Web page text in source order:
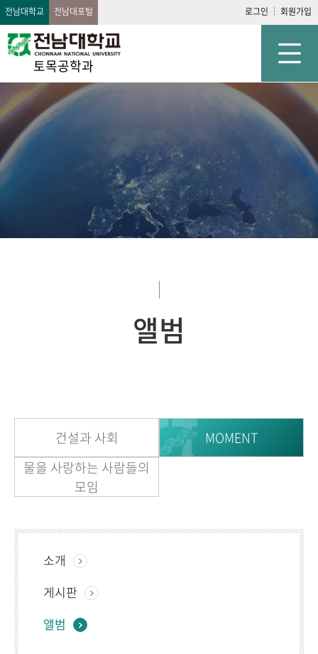
전남대학교 전남대포털 로그인 회원가입
토목공학과
앨범
건설과 사회
MOMENT
물을 사랑하는 사람들의
모임
소개
게시판
앨범